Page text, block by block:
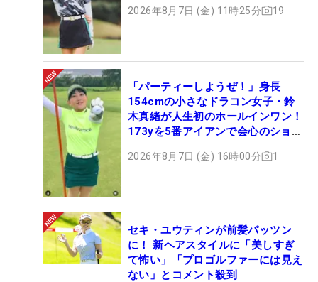
2026年8月7日 (金) 11時25分 19
「パーティーしようぜ！」身長
154cmの小さなドラコン女子・鈴
木真緒が人生初のホールインワン！
173yを5番アイアンで会心のショッ
2026年8月7日 (金) 16時00分 1
セキ・ユウティンが前髪パッツン
に！ 新ヘアスタイルに「美しすぎ
て怖い」「プロゴルファーには見え
ない」とコメント殺到